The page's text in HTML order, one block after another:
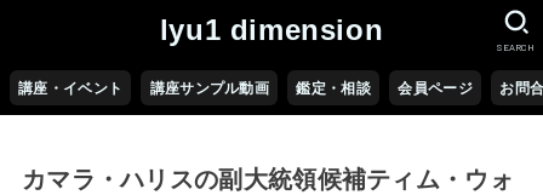
lyu1 dimension
講座・イベント 講座サンプル動画 鑑定・相談 会員ページ お問
SEARCH
カマラ・ハリスの副大統領候補ティム・ウォ